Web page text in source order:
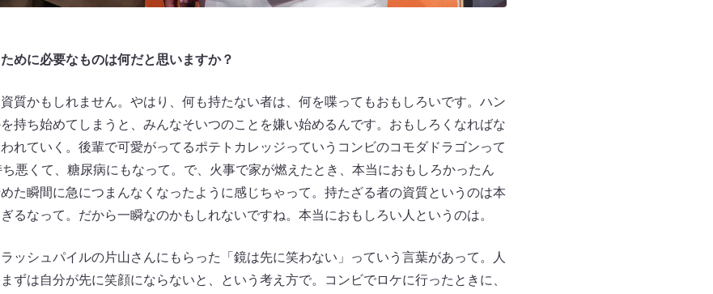
に必要なものは何だと思いますか？
かもしれません。やはり、何も持たない者は、何を喋ってもおもしろいです。ハン
持ち始めてしまうと、みんなそいつのことを嫌い始めるんです。おもしろくなればな
れていく。後輩で可愛がってるポテトカレッジっていうコンビのコモダドラゴンって
悪くて、糖尿病にもなって。で、火事で家が燃えたとき、本当におもしろかったん
た瞬間に急につまんなくなったように感じちゃって。持たざる者の資質というのは本
るなって。だから一瞬なのかもしれないですね。本当におもしろい人というのは。
シュパイルの片山さんにもらった「鏡は先に笑わない」っていう言葉があって。人
ずは自分が先に笑顔にならないと、という考え方で。コンビでロケに行ったときに、